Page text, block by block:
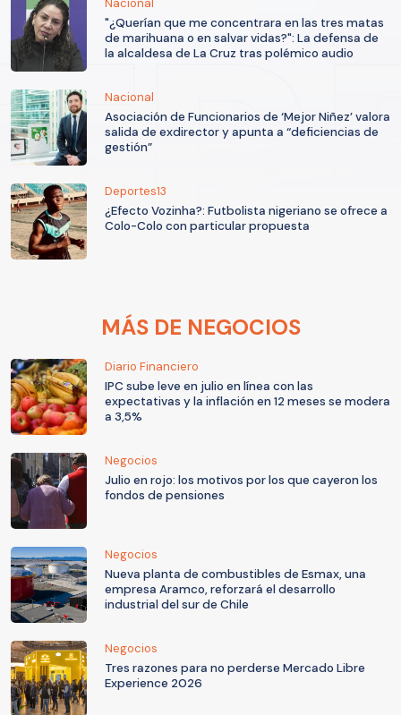
Nacional
"¿Querían que me concentrara en las tres matas
de marihuana o en salvar vidas?": La defensa de
la alcaldesa de La Cruz tras polémico audio
Nacional
Asociación de Funcionarios de ‘Mejor Niñez’ valora
salida de exdirector y apunta a “deficiencias de
gestión”
Deportes13
¿Efecto Vozinha?: Futbolista nigeriano se ofrece a
Colo-Colo con particular propuesta
MÁS DE NEGOCIOS
Diario Financiero
IPC sube leve en julio en línea con las
expectativas y la inflación en 12 meses se modera
a 3,5%
Negocios
Julio en rojo: los motivos por los que cayeron los
fondos de pensiones
Negocios
Nueva planta de combustibles de Esmax, una
empresa Aramco, reforzará el desarrollo
industrial del sur de Chile
Negocios
Tres razones para no perderse Mercado Libre
Experience 2026